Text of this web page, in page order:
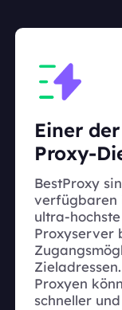
Einer
Proxy-
BestProxy
verfügbaren
ultra-
Proxyserver
Proxyen
schneller